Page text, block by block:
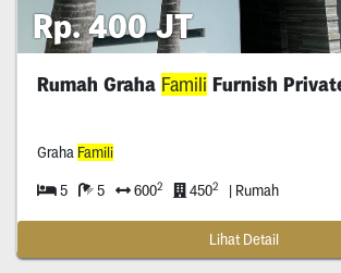
Rp. 400 JT
Rumah Graha Famili Furnish
Graha Famili
5 5 6002 4502 | Rumah
Lihat Detail